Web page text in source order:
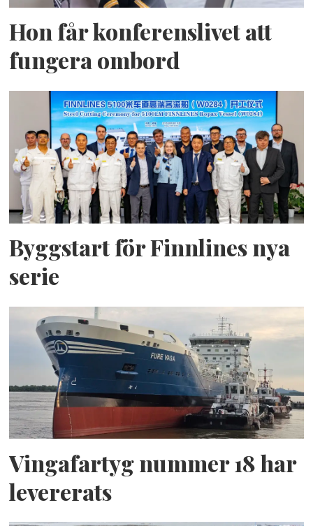
Hon får konferenslivet att
fungera ombord
Byggstart för Finnlines nya
serie
Vingafartyg nummer 18 har
levererats